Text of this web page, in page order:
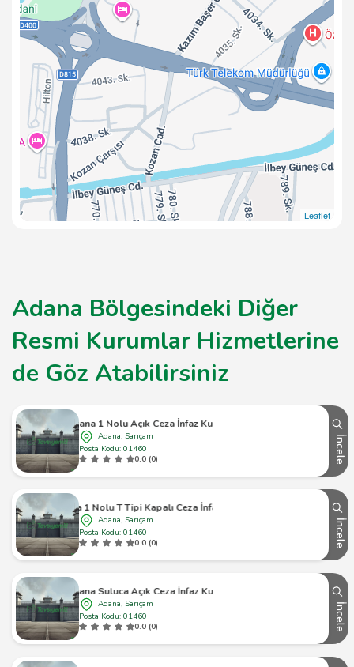
Leaflet
Adana Bölgesindeki Diğer
Resmi Kurumlar Hizmetlerine
de Göz Atabilirsiniz
Adana 1 Nolu Açık Ceza İnfaz Kurumu
Adana, Sarıçam
Posta Kodu: 01460
0.0 (0)
İncele
Adana 1 Nolu T Tipi Kapalı Ceza İnfaz Kurumu
Adana, Sarıçam
Posta Kodu: 01460
0.0 (0)
İncele
Adana Suluca Açık Ceza İnfaz Kurumu
Adana, Sarıçam
Posta Kodu: 01460
0.0 (0)
İncele